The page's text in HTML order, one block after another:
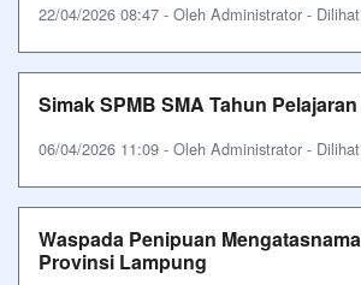
22/04/2026 08:47 - Oleh Administrator -
Simak SPMB SMA Tahun
06/04/2026 11:09 - Oleh Administrator -
Waspada Penipuan
Provinsi Lampung